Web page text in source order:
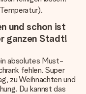
und schon ist
ganzen Stadt!
absolutes Must-
fehlen. Super
zu Weihnachten und
Du kannst das